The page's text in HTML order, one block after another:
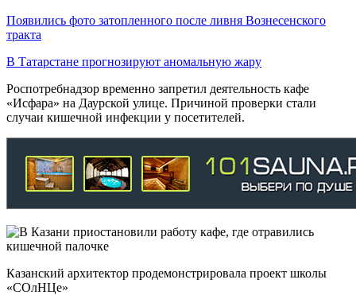
Появились фото затопленного после ливня Вознесенского
тракта
В Татарстане прогнозируют аномальную жару
Роспотребнадзор временно запретил деятельность кафе
«Исфара» на Даурской улице. Причиной проверки стали
случаи кишечной инфекции у посетителей.
Казанский архитектор продемонстрировала проект школы
«СОлНЦе»